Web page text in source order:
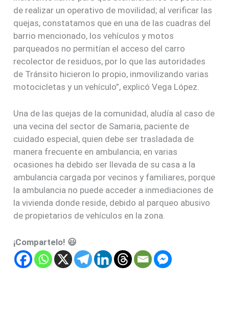
de realizar un operativo de movilidad; al verificar las
quejas, constatamos que en una de las cuadras del
barrio mencionado, los vehículos y motos
parqueados no permitían el acceso del carro
recolector de residuos, por lo que las autoridades
de Tránsito hicieron lo propio, inmovilizando varias
motocicletas y un vehículo”, explicó Vega López.
Una de las quejas de la comunidad, aludía al caso de
una vecina del sector de Samaria, paciente de
cuidado especial, quien debe ser trasladada de
manera frecuente en ambulancia; en varias
ocasiones ha debido ser llevada de su casa a la
ambulancia cargada por vecinos y familiares, porque
la ambulancia no puede acceder a inmediaciones de
la vivienda donde reside, debido al parqueo abusivo
de propietarios de vehículos en la zona.
¡Compartelo! 😃